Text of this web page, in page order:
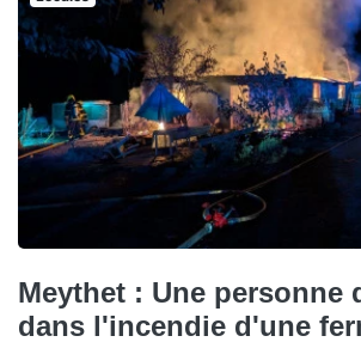
Meythet : Une personne
dans l'incendie d'une